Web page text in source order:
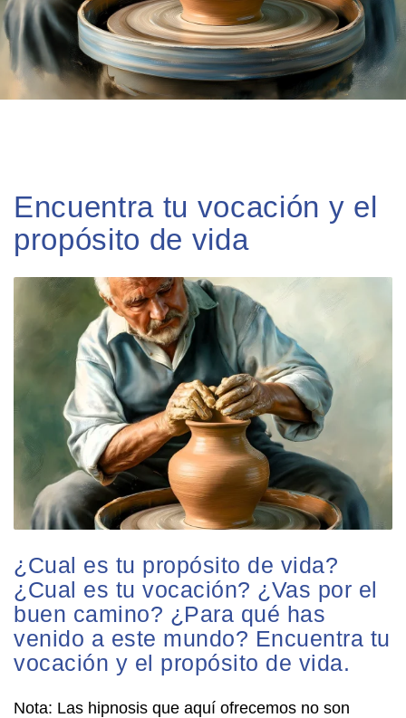
Encuentra tu vocación y el
propósito de vida
¿Cual es tu propósito de vida?
¿Cual es tu vocación? ¿Vas por el
buen camino? ¿Para qué has
venido a este mundo? Encuentra tu
vocación y el propósito de vida.
Nota: Las hipnosis que aquí ofrecemos no son